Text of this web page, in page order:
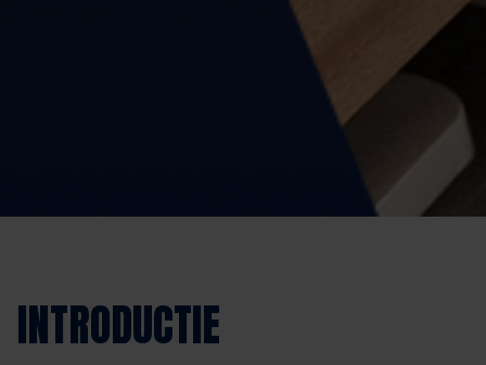
INTRODUCTIE